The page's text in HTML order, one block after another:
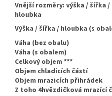
Vnější rozměry: výška / šířka /
hloubka
Výška / šířka / hloubka (s
Váha (bez obalu)
Váha (s obalem)
Celkový objem ***
Objem chladicích částí
Objem mrazicích přihrádek
Z toho 4hvězdičková mrazící